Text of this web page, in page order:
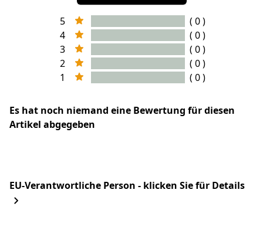
5
( 0 )
4
( 0 )
3
( 0 )
2
( 0 )
1
( 0 )
Es hat noch niemand eine Bewertung für diesen
Artikel abgegeben
EU-Verantwortliche Person - klicken Sie für Details